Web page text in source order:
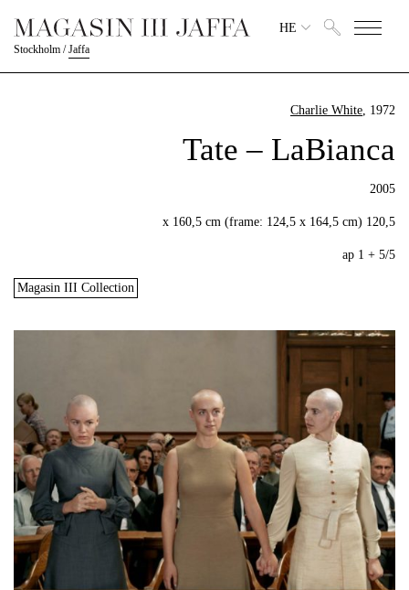
Stockholm /Jaffa
HE
Charlie White, 1972
Tate – LaBianca
2005
120,5 x 160,5 cm (frame: 124,5 x 164,5 cm)
5/5 + 1 ap
Magasin III Collection